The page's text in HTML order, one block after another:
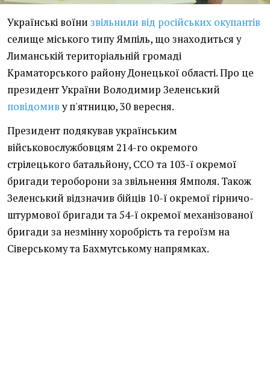
Українські воїни звільнили від російських окупантів
селище міського типу Ямпіль, що знаходиться у
Лиманській територіальній громаді
Краматорського району Донецької області. Про це
президент України Володимир Зеленський
повідомиву п'ятницю, 30 вересня.
Президент подякував українським
військовослужбовцям 214-го окремого
стрілецького батальйону, ССО та 103-ї окремої
бригади тероборони за звільнення Ямполя. Також
Зеленський відзначив бійців 10-ї окремої гірничо-
штурмової бригади та 54-ї окремої механізованої
бригади за незмінну хоробрість та героїзм на
Сіверському та Бахмутському напрямках.